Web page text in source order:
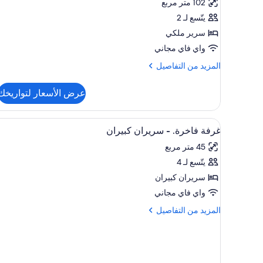
بشرفة
102 متر مربع
يتّسع لـ 2
سرير ملكي
واي فاي مجاني
المزيد من التفاصيل
المزيد
جناح
عرض الأسعار
استعراض
جميع
صور
غرفة
فاخرة.
-
سريران
كبيران
أغطية فراش متميزة وألحفة
5
غرفة فاخرة. - سريران كبيران
45 متر مربع
يتّسع لـ 4
سريران كبيران
واي فاي مجاني
المزيد من التفاصيل
المزيد